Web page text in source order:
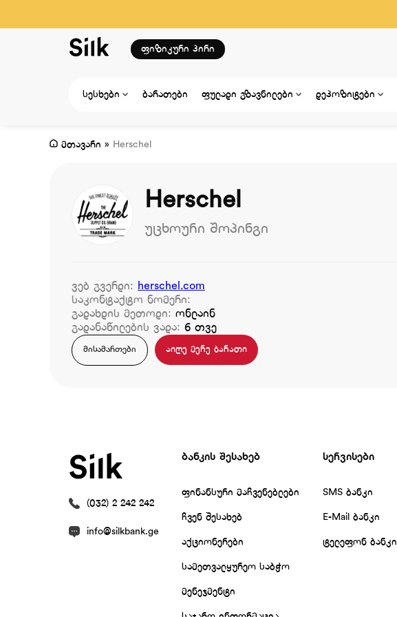
ფიზიკური პირი
სესხები ბარათები ფულადი გზავნილები დეპოზიტები
მთავარი » Herschel
Herschel
უცხოური შოპინგი
ვებ გვერდი: herschel.com
საკონტაქტო ნომერი:
გადახდის მეთოდი: ონლაინ
გადანაწილების ვადა: 6 თვე
მისამართები აიღე მერე ბარათი
(032) 2 242 242
info@silkbank.ge
ბანკის შესახებ
ფინანსური მაჩვენებლები
ჩვენ შესახებ
აქციონერები
სამეთვალყურეო საბჭო
მენეჯმენტი
სერვისები
SMS ბანკი
E-Mail ბანკი
ტელეფონ ბანკი